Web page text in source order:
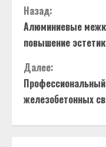
П
р
о
д
Назад:
Алюминиевые
повышение
Далее:
железобетонных